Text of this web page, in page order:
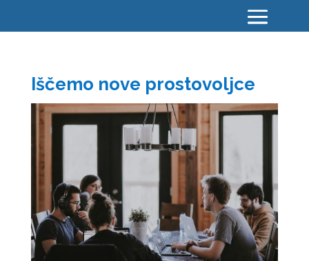
Iščemo nove prostovoljce